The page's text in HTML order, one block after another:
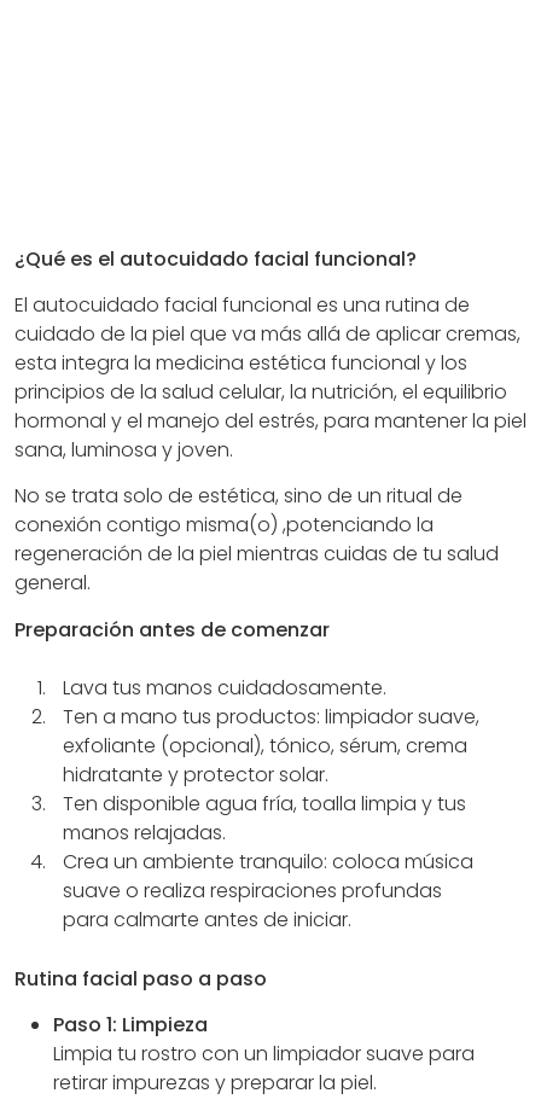
¿Qué es el autocuidado facial funcional?
El autocuidado facial funcional es una rutina de
cuidado de la piel que va más allá de aplicar cremas,
esta integra la medicina estética funcional y los
principios de la salud celular, la nutrición, el equilibrio
hormonal y el manejo del estrés, para mantener la piel
sana, luminosa y joven.
No se trata solo de estética, sino de un ritual de
conexión contigo misma(o) ,potenciando la
regeneración de la piel mientras cuidas de tu salud
general.
Preparación antes de comenzar
Lava tus manos cuidadosamente.
Ten a mano tus productos: limpiador suave,
exfoliante (opcional), tónico, sérum, crema
hidratante y protector solar.
Ten disponible agua fría, toalla limpia y tus
manos relajadas.
Crea un ambiente tranquilo: coloca música
suave o realiza respiraciones profundas
para calmarte antes de iniciar.
Rutina facial paso a paso
Paso 1: Limpieza
Limpia tu rostro con un limpiador suave para
retirar impurezas y preparar la piel.